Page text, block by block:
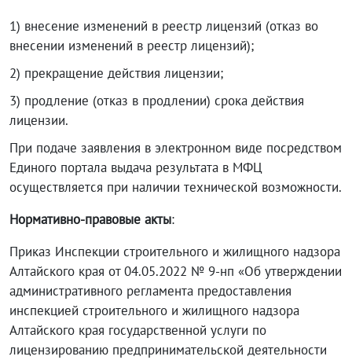
1) внесение изменений в реестр лицензий (отказ во
внесении изменений в реестр лицензий);
2) прекращение действия лицензии;
3) продление (отказ в продлении) срока действия
лицензии.
При подаче заявления в электронном виде посредством
Единого портала выдача результата в МФЦ
осуществляется при наличии технической возможности.
Нормативно-правовые акты:
Приказ Инспекции строительного и жилищного надзора
Алтайского края от 04.05.2022 № 9-нп «Об утверждении
административного регламента предоставления
инспекцией строительного и жилищного надзора
Алтайского края государственной услуги по
лицензированию предпринимательской деятельности